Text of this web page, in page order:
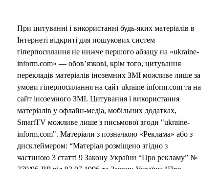
При цитуванні і використанні будь-яких матеріалів в
Інтернеті відкриті для пошукових систем
гіперпосилання не нижче першого абзацу на «ukraine-
inform.com» — обов’язкові, крім того, цитування
перекладів матеріалів іноземних ЗМІ можливе лише за
умови гіперпосилання на сайт ukraine-inform.com та на
сайт іноземного ЗМІ. Цитування і використання
матеріалів у офлайн-медіа, мобільних додатках,
SmartTV можливе лише з письмової згоди "ukraine-
inform.com". Матеріали з позначкою «Реклама» або з
дисклеймером: “Матеріал розміщено згідно з
частиною 3 статті 9 Закону України “Про рекламу” №